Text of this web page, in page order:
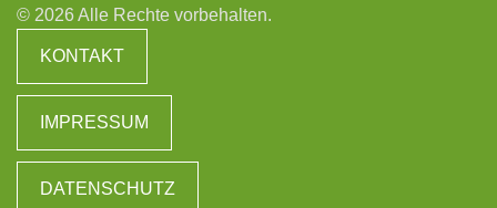
© 2026 Alle Rechte vorbehalten.
KONTAKT
IMPRESSUM
DATENSCHUTZ